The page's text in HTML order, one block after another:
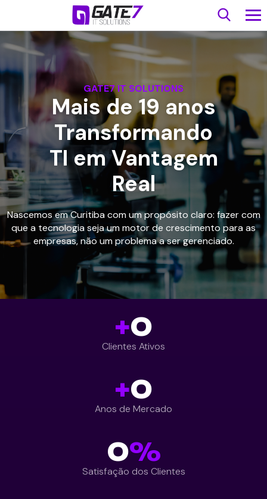
GATE7 IT SOLUTIONS
Mais de 19 anos
Transformando
TI em Vantagem
Real
Nascemos em Curitiba com um propósito claro: fazer com
que a tecnologia seja um motor de crescimento para as
empresas, não um problema a ser gerenciado.
+0
Clientes Ativos
+0
Anos de Mercado
0%
Satisfação dos Clientes